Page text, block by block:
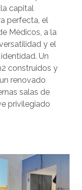
capital
perfecta, el
Médicos, a la
y el
Un
construidos y
renovado
salas de
privilegiado